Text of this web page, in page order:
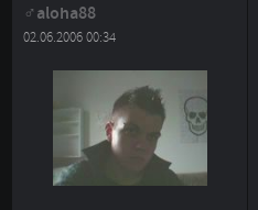
aloha88
02.06.2006 00:34